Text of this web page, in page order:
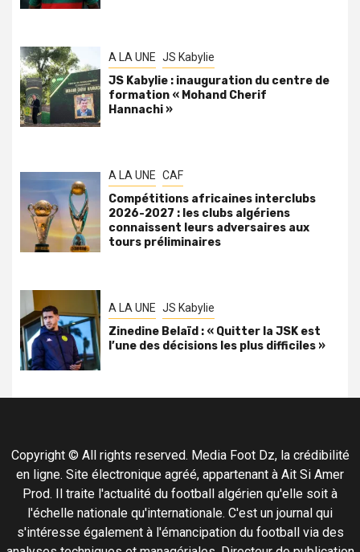
A LA UNE JS Kabylie
JS Kabylie : inauguration du centre de
formation « Mohand Cherif
Hannachi »
A LA UNE CAF
Compétitions africaines interclubs
2026-2027 : les clubs algériens
connaissent leurs adversaires aux
tours préliminaires
A LA UNE JS Kabylie
Zinedine Belaïd : « Quitter la JSK est
l’une des décisions les plus difficiles »
Copyright © All rights reserved. Media Foot Dz, la crédibilité
en ligne. Site électronique agréé, appartenant à Ait Si Amer
Prod. Il traite l'actualité du football algérien qu'elle soit à
l'échelle nationale qu'internationale. C'est un journal qui
s'intéresse également à l'émancipation du football via des